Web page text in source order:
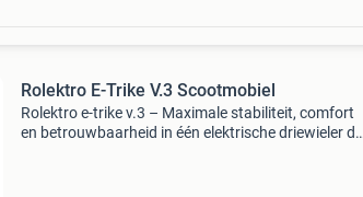
Rolektro E-Trike V.3 Scootmobiel
Rolektro e-trike v.3 – Maximale stabiliteit, comfort
en betrouwbaarheid in één elektrische driewieler de